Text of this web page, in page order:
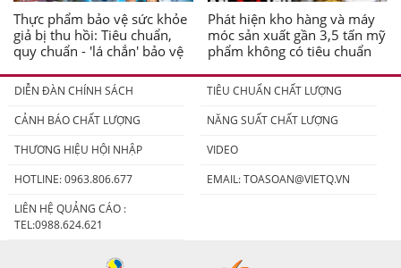
Thực phẩm bảo vệ sức khỏe
giả bị thu hồi: Tiêu chuẩn,
quy chuẩn - 'lá chắn' bảo vệ
Phát hiện kho hàng và máy
móc sản xuất gần 3,5 tấn mỹ
phẩm không có tiêu chuẩn
DIỄN ĐÀN CHÍNH SÁCH
TIÊU CHUẨN CHẤT LƯỢNG
CẢNH BÁO CHẤT LƯỢNG
NĂNG SUẤT CHẤT LƯỢNG
THƯƠNG HIỆU HỘI NHẬP
VIDEO
HOTLINE: 0963.806.677
EMAIL:TOASOAN@VIETQ.VN
LIÊN HỆ QUẢNG CÁO :
TEL:0988.624.621